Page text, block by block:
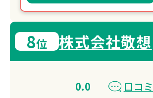
8位 株式会社敬想
0.0
口コ